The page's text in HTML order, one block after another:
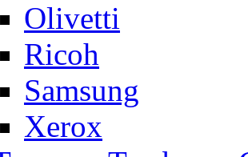
Olivetti
Ricoh
Samsung
Xerox